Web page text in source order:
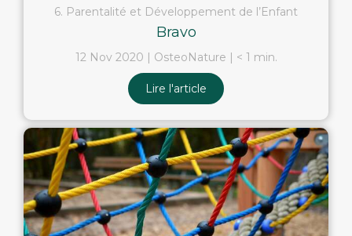
6. Parentalité et Développement de l’Enfant
Bravo
12 Nov 2020 OsteoNature < 1 min.
Lire l'article